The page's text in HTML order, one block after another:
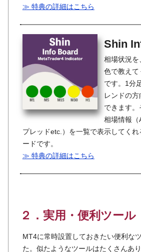
≫ 特典の詳細はこちら
Shin
相場状況を
色で教え
です。1分
レンドの
できます。
相場情報（
プレッドetc.）を一覧で表示してく
ードです。
≫ 特典の詳細はこちら
２．実用・便利ツール
MT4に常時設置しておきたい便利な
た。似たようなツールはたくさんあ